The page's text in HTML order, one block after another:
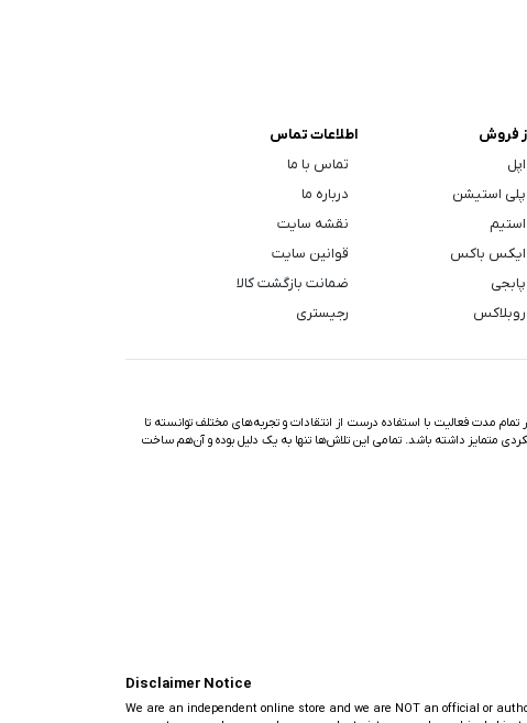
فروش
استیشن
ایکس باکس
اطلاعات تماس
تماس با ما
درباره ما
نقشه سایت
قوانین سایت
ضمانت بازگشت کالا
رجیستری
مدت فعالیت با استفاده درست از انتقادات و تجربه‌های مختلف توانسته تا
متمایز داشته باشد. تمامی این تلاش‌ها تنها به یک دلیل بوده و آن‌هم ساخت
Disclaimer Notice
We are an independent online store and we are NOT an official or